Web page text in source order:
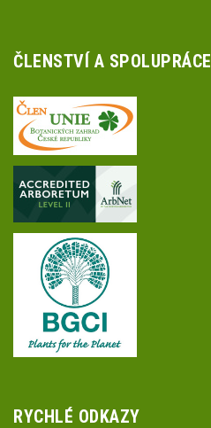
ČLENSTVÍ A SPOLUPRÁCE
RYCHLÉ ODKAZY